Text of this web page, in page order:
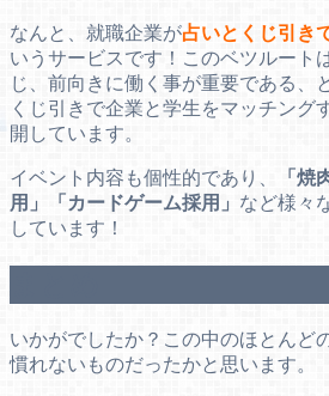
なんと、就職企業が占いとくじ引き
いうサービスです！このベツルート
じ、前向きに働く事が重要である、
くじ引きで企業と学生をマッチング
開しています。
イベント内容も個性的であり、
「焼
用」「カードゲーム採用」 など様々
しています！
いかがでしたか？この中のほとんど
慣れないものだったかと思います。